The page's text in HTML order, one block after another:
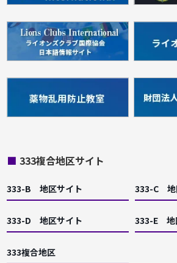
■ 333複合地区サイト
333-B 地区サイト 333-C 地
333-D 地区サイト 333-E 地
333複合地区